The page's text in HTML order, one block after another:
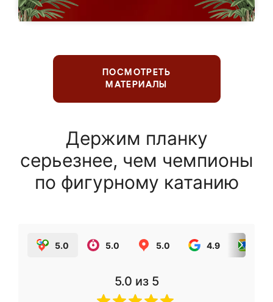
ПОСМОТРЕТЬ
МАТЕРИАЛЫ
Держим планку
серьезнее, чем чемпионы
по фигурному катанию
5.0 5.0 5.0 4.9
5.0 из 5